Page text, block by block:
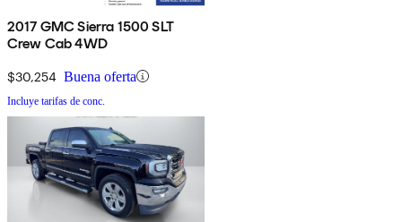
2017 GMC Sierra 1500 SLT
Crew Cab 4WD
$30,254 Buena oferta
Incluye tarifas de conc.